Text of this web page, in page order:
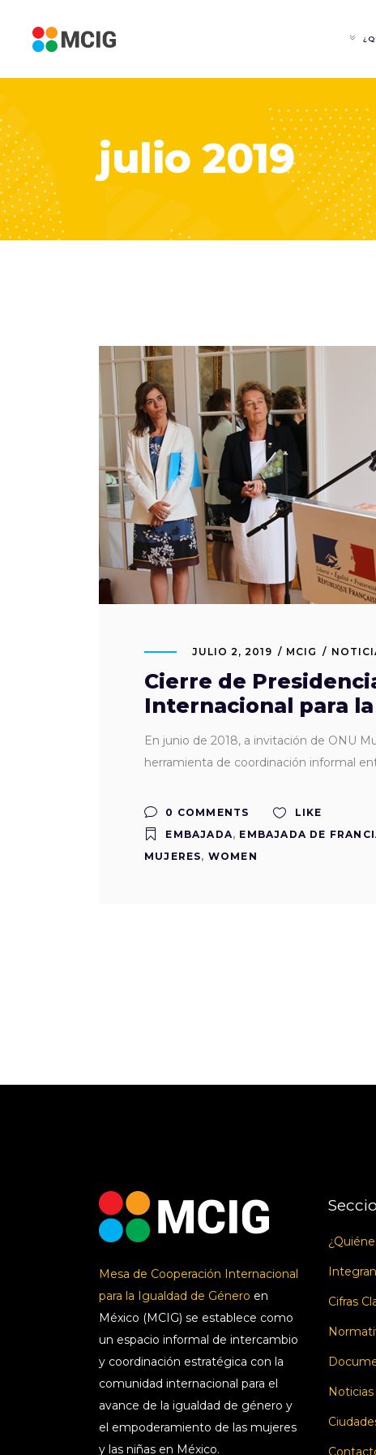
julio 2019
JULIO 2, 2019 MCIG
Cierre de
Internacional para
En junio de 2018, a invitación de ONU
herramienta de coordinación informal
0 COMMENTS
LIKE
EMBAJADA, EMBAJADA DE
MUJERES, WOMEN
Mesa de Cooperación Internacional
para la Igualdad de Género en
México (MCIG) se establece como
un espacio informal de intercambio
y coordinación estratégica con la
comunidad internacional para el
avance de la igualdad de género y
el empoderamiento de las mujeres
y las niñas en México.
Cifras